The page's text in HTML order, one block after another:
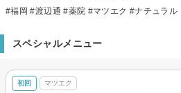
#福岡 #渡辺通 #薬院 #マツエク #ナチュラル
スペシャルメニュー
初回 マツエク